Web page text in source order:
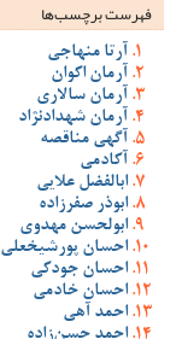
فهرست برچسب‌ها
آرتا منهاجی
آرمان اکوان
آرمان سالاری
آرمان شهدادنژاد
آگهی مناقصه
آکادمی
ابالفضل علایی
ابوذر صفرزاده
ابولحسن مهدوی
احسان پورشیخعلی
احسان جودکی
احسان خادمی
احمد آهی